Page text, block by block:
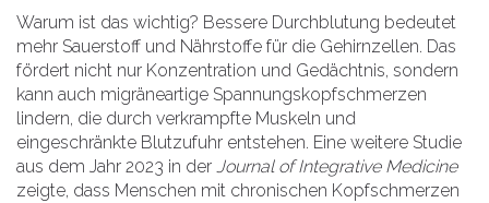
Warum ist das wichtig? Bessere Durchblutung bedeutet
mehr Sauerstoff und Nährstoffe für die Gehirnzellen. Das
fördert nicht nur Konzentration und Gedächtnis, sondern
kann auch migräneartige Spannungskopfschmerzen
lindern, die durch verkrampfte Muskeln und
eingeschränkte Blutzufuhr entstehen. Eine weitere Studie
aus dem Jahr 2023 in der Journal of Integrative Medicine
zeigte, dass Menschen mit chronischen Kopfschmerzen